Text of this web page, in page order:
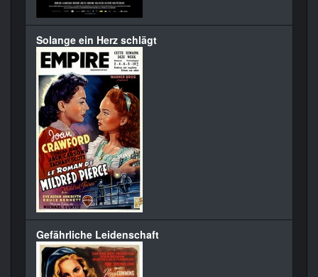
Solange ein Herz schlägt
Gefährliche Leidenschaft